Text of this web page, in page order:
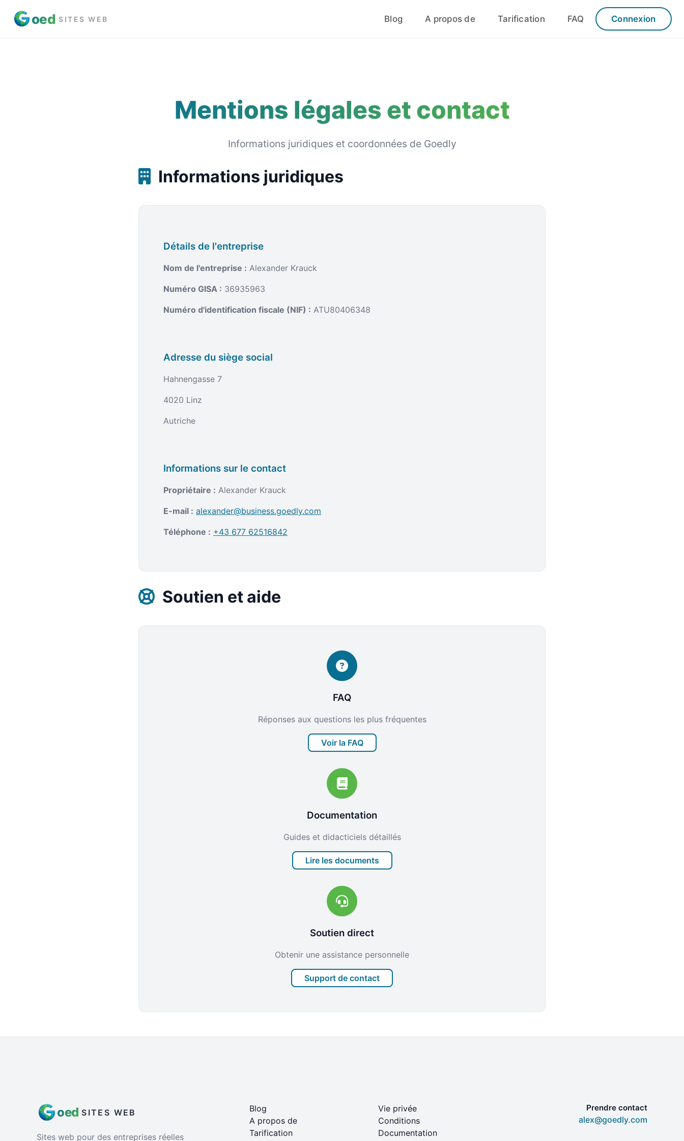
oed SITES WEB Blog A propos de Tarification FAQ Connexion
Mentions légales et contact
Informations juridiques et coordonnées de Goedly
Informations juridiques
Détails de l'entreprise
Nom de l'entreprise : Alexander Krauck
Numéro GISA : 36935963
Numéro d'identification fiscale (NIF) : ATU80406348
Adresse du siège social
Hahnengasse 7
4020 Linz
Autriche
Informations sur le contact
Propriétaire : Alexander Krauck
E-mail : alexander@business.goedly.com
Téléphone : +43 677 62516842
Soutien et aide
FAQ
Réponses aux questions les plus fréquentes
Voir la FAQ
Documentation
Guides et didacticiels détaillés
Lire les documents
Soutien direct
Obtenir une assistance personnelle
Support de contact
oed SITES WEB
Sites web pour des entreprises réelles
Blog
A propos de
Tarification
Vie privée
Conditions
Documentation
Prendre contact
alex@goedly.com